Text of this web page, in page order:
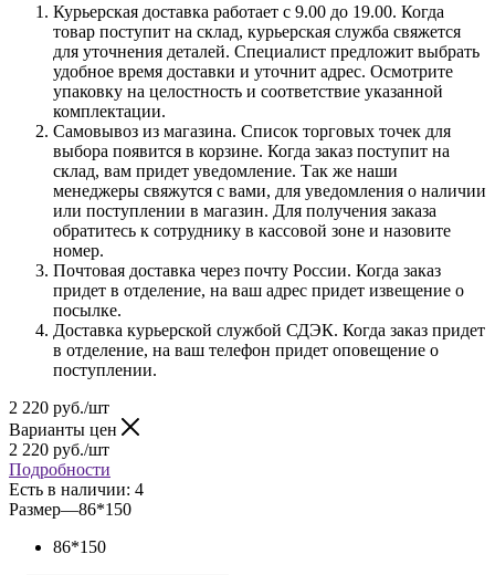
Курьерская доставка работает с 9.00 до 19.00. Когда
товар поступит на склад, курьерская служба свяжется
для уточнения деталей. Специалист предложит выбрать
удобное время доставки и уточнит адрес. Осмотрите
упаковку на целостность и соответствие указанной
комплектации.
Самовывоз из магазина. Список торговых точек для
выбора появится в корзине. Когда заказ поступит на
склад, вам придет уведомление. Так же наши
менеджеры свяжутся с вами, для уведомления о наличии
или поступлении в магазин. Для получения заказа
обратитесь к сотруднику в кассовой зоне и назовите
номер.
Почтовая доставка через почту России. Когда заказ
придет в отделение, на ваш адрес придет извещение о
посылке.
Доставка курьерской службой СДЭК. Когда заказ придет
в отделение, на ваш телефон придет оповещение о
поступлении.
2 220 руб./шт
Варианты цен
2 220 руб./шт
Подробности
Есть в наличии: 4
Размер—86*150
86*150